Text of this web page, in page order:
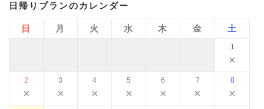
日帰りプランのカレンダー
日 月 火 水 木 金 土
1
×
2
×
3
×
4
×
5
×
6
×
7
×
8
×